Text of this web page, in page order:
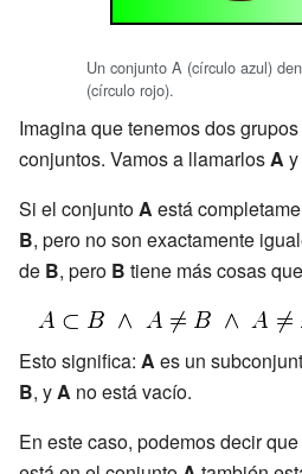
Un conjunto A (círculo azul)
(círculo rojo).
Imagina que tenemos dos
conjuntos. Vamos a llamarlos A y
Si el conjunto A está
B, pero no son exactamente
de B, pero B tiene más cosas que
Esto significa: A es un
B, y A no está vacío.
En este caso, podemos decir